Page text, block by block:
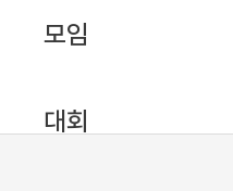
모임
대회